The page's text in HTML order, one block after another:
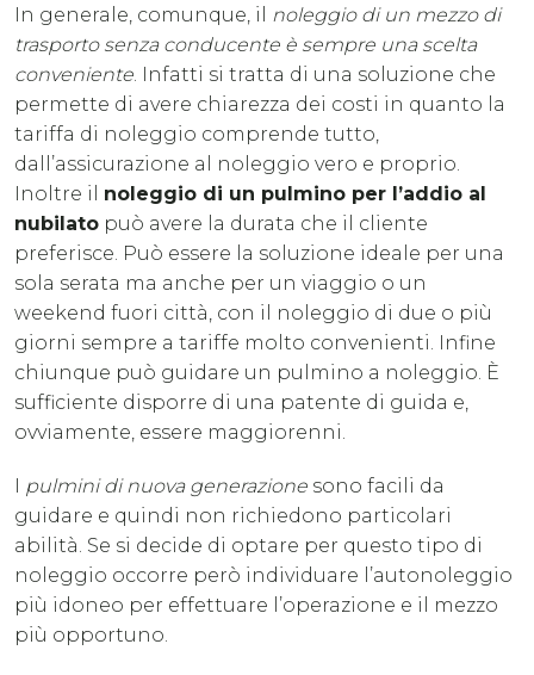
In generale, comunque, il noleggio di un mezzo di
trasporto senza conducente è sempre una scelta
conveniente. Infatti si tratta di una soluzione che
permette di avere chiarezza dei costi in quanto la
tariffa di noleggio comprende tutto,
dall’assicurazione al noleggio vero e proprio.
Inoltre il noleggio di un pulmino per l’addio al
nubilato può avere la durata che il cliente
preferisce. Può essere la soluzione ideale per una
sola serata ma anche per un viaggio o un
weekend fuori città, con il noleggio di due o più
giorni sempre a tariffe molto convenienti. Infine
chiunque può guidare un pulmino a noleggio. È
sufficiente disporre di una patente di guida e,
ovviamente, essere maggiorenni.
pulmini di nuova generazione sono facili da
guidare e quindi non richiedono particolari
abilità. Se si decide di optare per questo tipo di
noleggio occorre però individuare l’autonoleggio
più idoneo per effettuare l’operazione e il mezzo
più opportuno.